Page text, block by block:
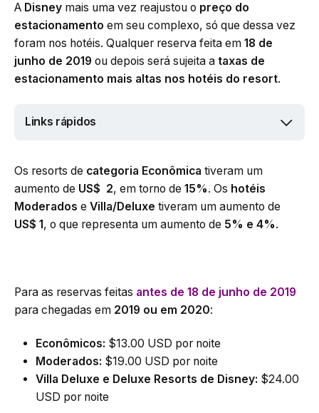
A Disney mais uma vez reajustou o preço do
estacionamento em seu complexo, só que dessa vez
foram nos hotéis. Qualquer reserva feita em 18 de
junho de 2019 ou depois será sujeita a taxas de
estacionamento mais altas nos hotéis do resort.
Links rápidos
Os resorts de categoria Econômica tiveram um
aumento de US$ 2, em torno de 15%. Os hotéis
Moderados e Villa/Deluxe tiveram um aumento de
US$ 1, o que representa um aumento de 5% e 4%.
Para as reservas feitas antes de 18 de junho de 2019
para chegadas em 2019 ou em 2020:
Econômicos: $13.00 USD por noite
Moderados: $19.00 USD por noite
Villa Deluxe e Deluxe Resorts de Disney: $24.00
USD por noite